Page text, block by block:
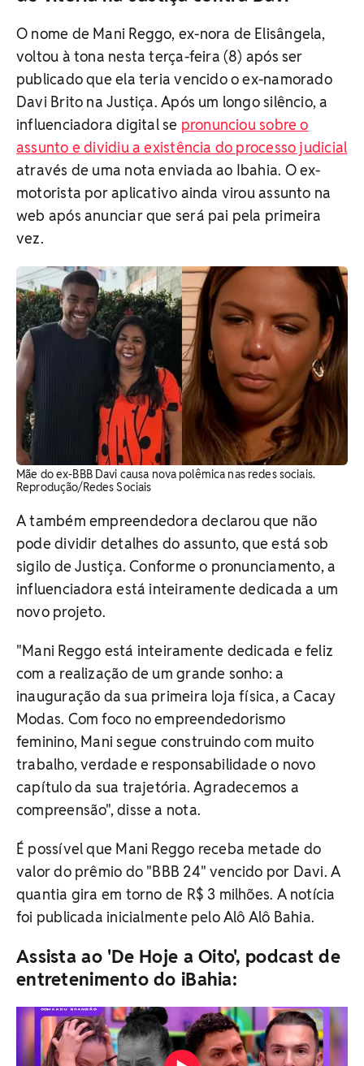
O nome de Mani Reggo, ex-nora de Elisângela,
voltou à tona nesta terça-feira (8) após ser
publicado que ela teria vencido o ex-namorado
Davi Brito na Justiça. Após um longo silêncio, a
influenciadora digital se pronunciou sobre o
assunto e dividiu a existência do processo judicial
através de uma nota enviada ao Ibahia. O ex-
motorista por aplicativo ainda virou assunto na
web após anunciar que será pai pela primeira
vez.
Mãe do ex-BBB Davi causa nova polêmica nas redes sociais.
Reprodução/Redes Sociais
A também empreendedora declarou que não
pode dividir detalhes do assunto, que está sob
sigilo de Justiça. Conforme o pronunciamento, a
influenciadora está inteiramente dedicada a um
novo projeto.
"Mani Reggo está inteiramente dedicada e feliz
com a realização de um grande sonho: a
inauguração da sua primeira loja física, a Cacay
Modas. Com foco no empreendedorismo
feminino, Mani segue construindo com muito
trabalho, verdade e responsabilidade o novo
capítulo da sua trajetória. Agradecemos a
compreensão", disse a nota.
É possível que Mani Reggo receba metade do
valor do prêmio do "BBB 24" vencido por Davi. A
quantia gira em torno de R$ 3 milhões. A notícia
foi publicada inicialmente pelo Alô Alô Bahia.
Assista ao 'De Hoje a Oito', podcast de
entretenimento do iBahia: